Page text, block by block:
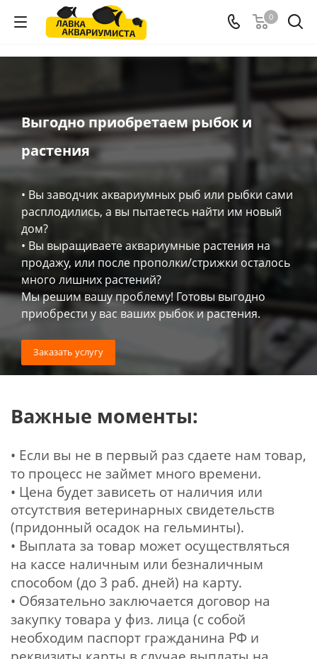
0
Выгодно приобретаем рыбок и
растения
• Вы заводчик аквариумных рыб или рыбки сами
расплодились, а вы пытаетесь найти им новый
дом?
• Вы выращиваете аквариумные растения на
продажу, или после прополки/стрижки осталось
много лишних растений?
Мы решим вашу проблему! Готовы выгодно
приобрести у вас ваших рыбок и растения.
Заказать услугу
Важные моменты:
• Если вы не в первый раз сдаете нам товар,
то процесс не займет много времени.
• Цена будет зависеть от наличия или
отсутствия ветеринарных свидетельств
(придонный осадок на гельминты).
• Выплата за товар может осуществляться
на кассе наличным или безналичным
способом (до 3 раб. дней) на карту.
• Обязательно заключается договор на
закупку товара у физ. лица (с собой
необходим паспорт гражданина РФ и